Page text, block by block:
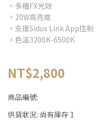
。多種FX光效
。20W高亮度
。支援Sidus Link App控制
。色溫3200K-6500K
NT$2,800
商品編號:
供貨狀況: 尚有庫存 1